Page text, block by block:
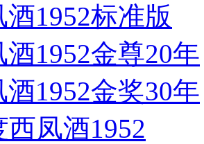
1952标准版
酒1952金尊20年
酒1952金奖30年
西凤酒1952